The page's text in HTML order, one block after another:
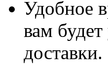
Удобное
вам
доставки.